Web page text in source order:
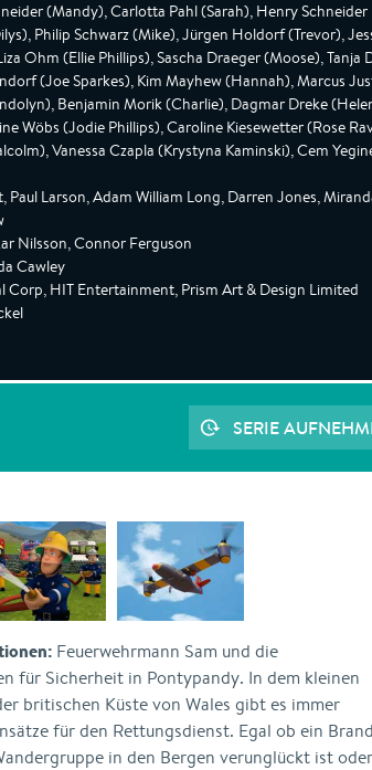
(Mandy), Carlotta Pahl (Sarah), Henry Schneider
Philip Schwarz (Mike), Jürgen Holdorf (Trevor),
Ohm (Ellie Phillips), Sascha Draeger (Moose), Tanja
(Joe Sparkes), Kim Mayhew (Hannah), Marcus
Benjamin Morik (Charlie), Dagmar Dreke
Wöbs (Jodie Phillips), Caroline Kiesewetter (Rose
Vanessa Czapla (Krystyna Kaminski), Cem
Paul Larson, Adam William Long, Darren Jones,
Nilsson, Connor Ferguson
Cawley
Corp, HIT Entertainment, Prism Art & Design Limited
SERIE
Feuerwehrmann Sam und die
für Sicherheit in Pontypandy. In dem kleinen
britischen Küste von Wales gibt es immer
für den Rettungsdienst. Egal ob ein Brand
in den Bergen verunglückt ist oder